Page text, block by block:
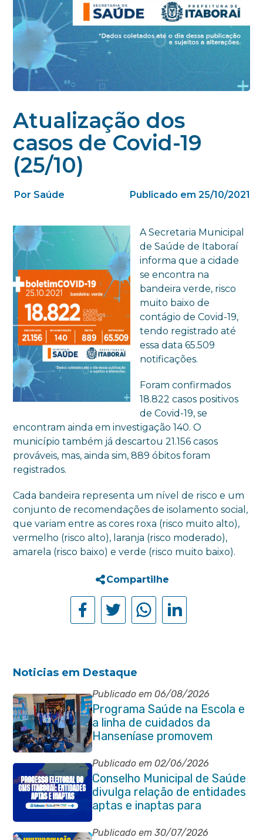
Atualização dos
casos de Covid-19
(25/10)
Por Saúde Publicado em 25/10/2021
A Secretaria Municipal
de Saúde de Itaboraí
informa que a cidade
se encontra na
bandeira verde, risco
muito baixo de
contágio de Covid-19,
tendo registrado até
essa data 65.509
notificações.
Foram confirmados
18.822 casos positivos
de Covid-19, se
encontram ainda em investigação 140. O
município também já descartou 21.156 casos
prováveis, mas, ainda sim, 889 óbitos foram
registrados.
Cada bandeira representa um nível de risco e um
conjunto de recomendações de isolamento social,
que variam entre as cores roxa (risco muito alto),
vermelho (risco alto), laranja (risco moderado),
amarela (risco baixo) e verde (risco muito baixo).
Compartilhe
Noticias em Destaque
Publicado em 06/08/2026
Programa Saúde na Escola e
a linha de cuidados da
Hanseníase promovem
conscientização sobre
hanseníase na E.M Adelaide
de Magalhães Seabra
Publicado em 02/06/2026
Conselho Municipal de Saúde
divulga relação de entidades
aptas e inaptas para
processo eleitoral do
quadriênio 2026-2030
Publicado em 30/07/2026